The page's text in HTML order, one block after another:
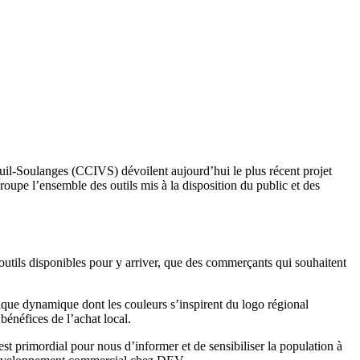
Soulanges (CCIVS) dévoilent aujourd’hui le plus récent projet
l’ensemble des outils mis à la disposition du public et des
disponibles pour y arriver, que des commerçants qui souhaitent
dynamique dont les couleurs s’inspirent du logo régional
de l’achat local.
primordial pour nous d’informer et de sensibiliser la population à